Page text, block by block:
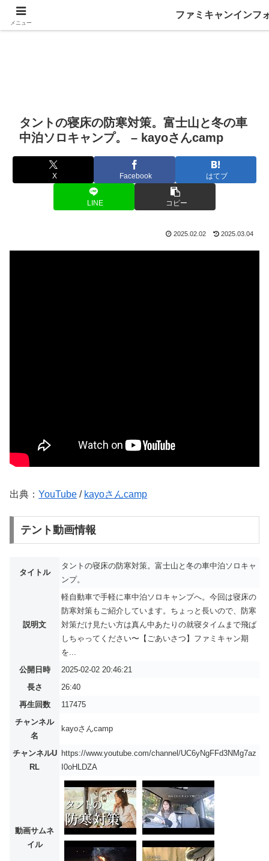
タントの寝床の防寒対策。富士山と冬の車
中泊ソロキャンプ。 – kayoさんcamp
X Facebook はてブ
LINE コピー
2025.02.02 2025.03.04
出典： YouTube / kayoさんcamp
テント動画情報
タイトル
タントの寝床の防寒対策。富士山と冬の車中泊ソロキャ
ンプ。
説明文
軽自動車で手軽に車中泊ソロキャンプへ。今回は寝床の
防寒対策もご紹介しています。ちょっと長いので、防寒
対策だけ見たい方は真ん中あたりの就寝タイムまで飛ば
しちゃってください〜【ごあいさつ】ファミキャン期
を...
公開日時
2025-02-02 20:46:21
長さ
26:40
再生回数
117475
チャンネル
名
kayoさんcamp
チャンネルU
RL
https://www.youtube.com/channel/UC6yNgFFd3NMg7az
I0oHLDZA
動画サムネ
イル
メニュー
ファミキャンインフ